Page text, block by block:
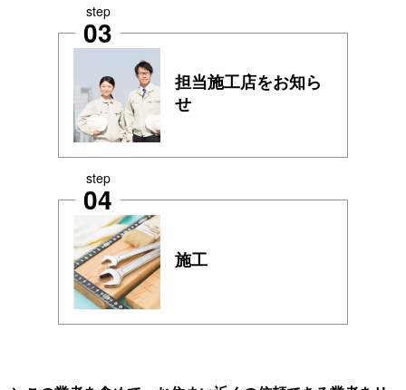
step
03
担当施工店をお知ら
せ
step
04
施工